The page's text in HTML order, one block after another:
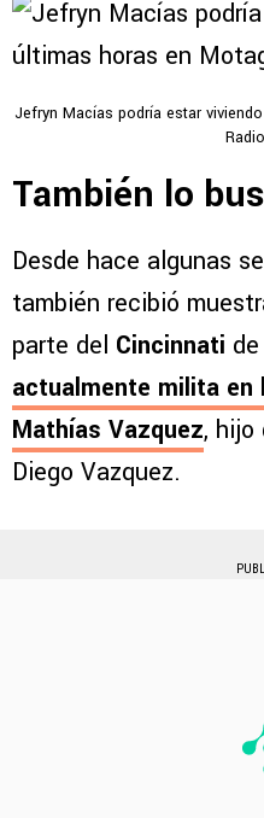
Jefryn Macías podría estar
También lo
Desde hace algunas
también recibió
parte del Cincinnati
actualmente milita
Mathías Vazquez, hijo
Diego Vazquez.